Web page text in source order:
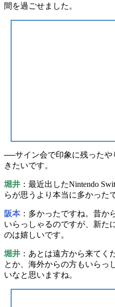
間 を過ごせました。
──サイン会で印象に残ったや
きたいです。
堀井 ：最近出したNintendo
らが思うより 本当に多かった
阪本：多かったですね。昔か
いらっしゃるのですが、 新た
のは嬉しいです。
堀井 ：あとは遠方から来てく
とか、 海外からの方もいらっ
いなと思いますね。